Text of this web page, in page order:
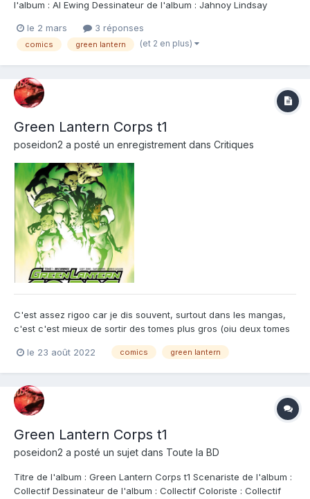
l'album : Al Ewing Dessinateur de l'album : Jahnoy Lindsay
Note : Résumé de l'album : Il se passe quelque chose d'étrange
dans la ville d'Evergreen....
le 2 mars 3 réponses
comics green lantern (et 2 en plus)
Green Lantern Corps t1
poseidon2 a posté un enregistrement dans Critiques
C'est assez rigoo car je dis souvent, surtout dans les mangas,
c'est c'est mieux de sortir des tomes plus gros (oiu deux tomes
meilleur avis. Et bien sûr ce Green lantern Corps, il aurait fallut
le 23 août 2022 comics green lantern
Green Lantern Corps t1
poseidon2 a posté un sujet dans Toute la BD
Titre de l'album : Green Lantern Corps t1 Scenariste de l'album :
Collectif Dessinateur de l'album : Collectif Coloriste : Collectif